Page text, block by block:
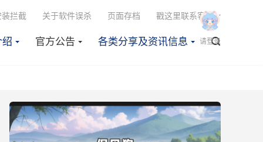
官方公告 各类分享及资讯信息 
拦截 关于软件误杀 页面存档 戳这里联系客服
请登录